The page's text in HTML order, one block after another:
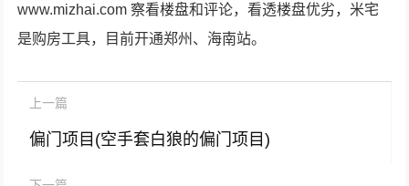
www.mizhai.com 察看楼盘和评论，看透楼盘优劣，米宅
是购房工具，目前开通郑州、海南站。
上一篇
偏门项目(空手套白狼的偏门项目)